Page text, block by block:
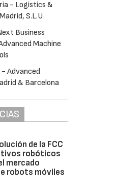
de la FCC
robóticos
mercado
robots móviles